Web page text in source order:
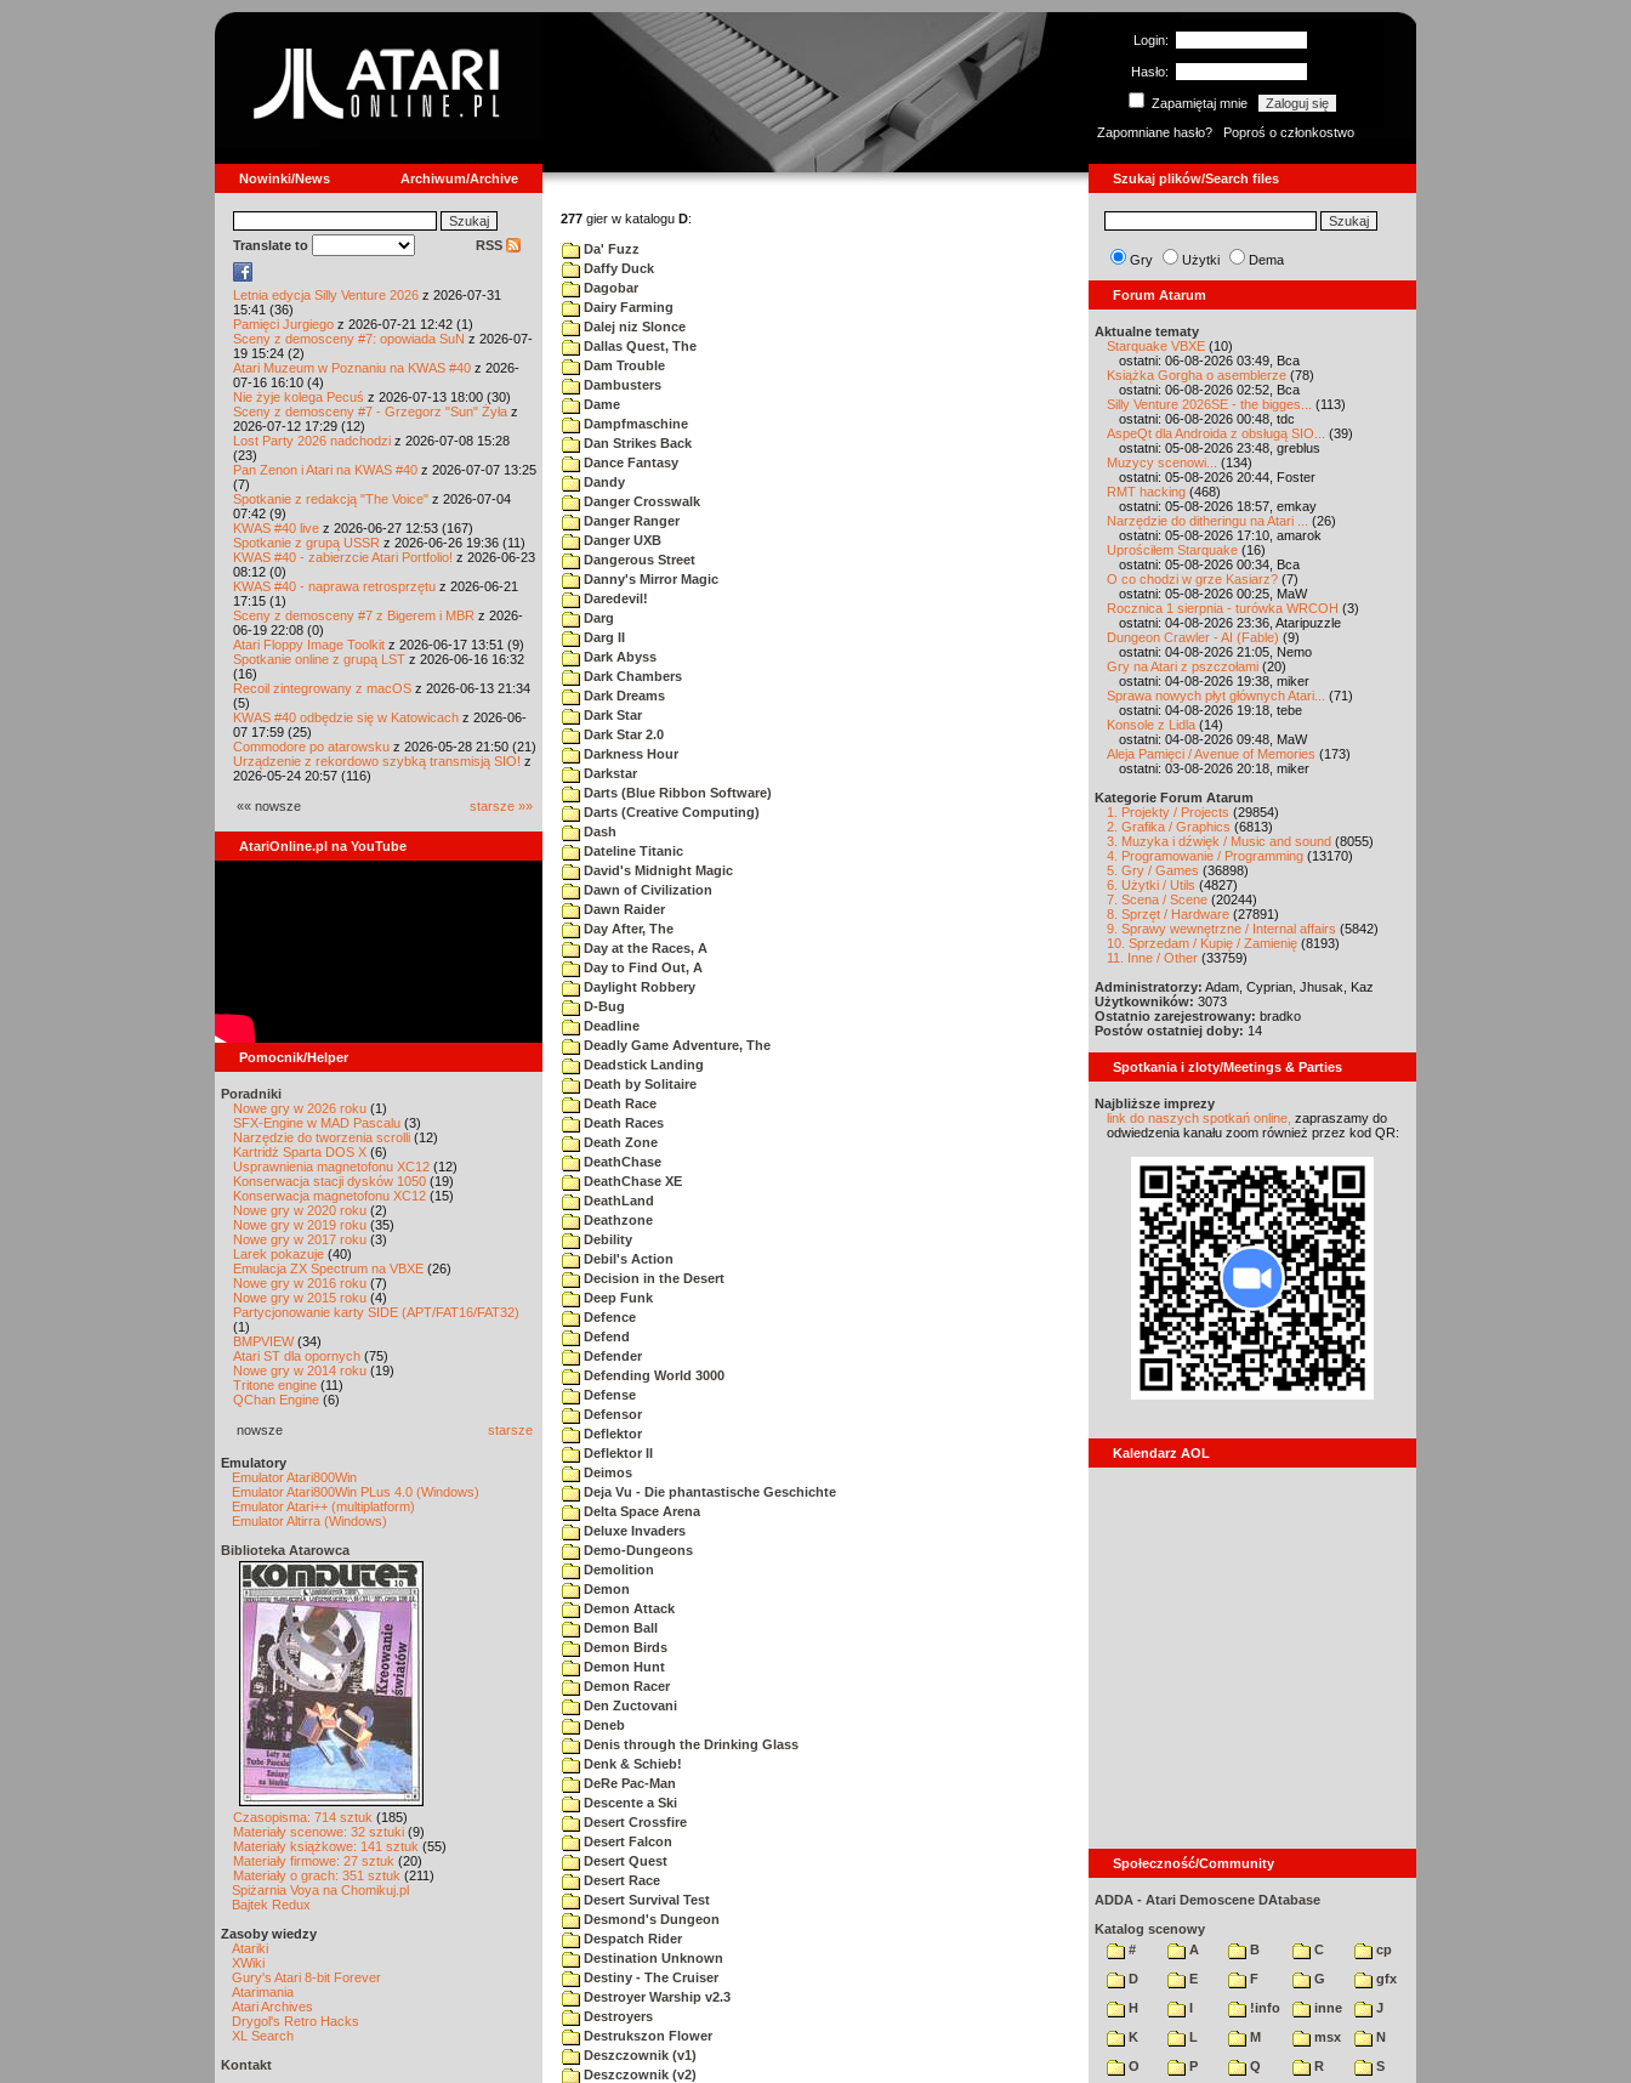
Login:
Hasło:
Zapamiętaj mnie
Zapomniane hasło?
Poproś o członkostwo
Nowinki/News Archiwum/Archive Szukaj plików/Search files
Translate to RSS
Letnia edycja Silly Venture 2026 z 2026-07-31
15:41 (36)
Pamięci Jurgiego z 2026-07-21 12:42 (1)
Sceny z demosceny #7: opowiada SuN z 2026-07-
19 15:24 (2)
Atari Muzeum w Poznaniu na KWAS #40 z 2026-
07-16 16:10 (4)
Nie żyje kolega Pecuś z 2026-07-13 18:00 (30)
Sceny z demosceny #7 - Grzegorz "Sun" Żyła z
2026-07-12 17:29 (12)
Lost Party 2026 nadchodzi z 2026-07-08 15:28
(23)
Pan Zenon i Atari na KWAS #40 z 2026-07-07 13:25
(7)
Spotkanie z redakcją "The Voice" z 2026-07-04
07:42 (9)
KWAS #40 live z 2026-06-27 12:53 (167)
Spotkanie z grupą USSR z 2026-06-26 19:36 (11)
KWAS #40 - zabierzcie Atari Portfolio! z 2026-06-23
08:12 (0)
KWAS #40 - naprawa retrosprzętu z 2026-06-21
17:15 (1)
Sceny z demosceny #7 z Bigerem i MBR z 2026-
06-19 22:08 (0)
Atari Floppy Image Toolkit z 2026-06-17 13:51 (9)
Spotkanie online z grupą LST z 2026-06-16 16:32
(16)
Recoil zintegrowany z macOS z 2026-06-13 21:34
(5)
KWAS #40 odbędzie się w Katowicach z 2026-06-
07 17:59 (25)
Commodore po atarowsku z 2026-05-28 21:50 (21)
Urządzenie z rekordowo szybką transmisją SIO! z
2026-05-24 20:57 (116)
«« nowsze starsze »»
AtariOnline.pl na YouTube
Pomocnik/Helper
Poradniki
Nowe gry w 2026 roku (1)
SFX-Engine w MAD Pascalu (3)
Narzędzie do tworzenia scrolli (12)
Kartridż Sparta DOS X (6)
Usprawnienia magnetofonu XC12 (12)
Konserwacja stacji dysków 1050 (19)
Konserwacja magnetofonu XC12 (15)
Nowe gry w 2020 roku (2)
Nowe gry w 2019 roku (35)
Nowe gry w 2017 roku (3)
Larek pokazuje (40)
Emulacja ZX Spectrum na VBXE (26)
Nowe gry w 2016 roku (7)
Nowe gry w 2015 roku (4)
Partycjonowanie karty SIDE (APT/FAT16/FAT32)
(1)
BMPVIEW(34)
Atari ST dla opornych (75)
Nowe gry w 2014 roku (19)
Tritone engine (11)
QChan Engine (6)
nowsze starsze
Emulatory
Emulator Atari800Win
Emulator Atari800Win PLus 4.0 (Windows)
Emulator Atari++ (multiplatform)
Emulator Altirra (Windows)
Biblioteka Atarowca
Czasopisma: 714 sztuk (185)
Materiały scenowe: 32 sztuki (9)
Materiały książkowe: 141 sztuk (55)
Materiały firmowe: 27 sztuk (20)
Materiały o grach: 351 sztuk (211)
Spiżarnia Voya na Chomikuj.pl
Bajtek Redux
Zasoby wiedzy
Atariki
XWiki
Gury's Atari 8-bit Forever
Atarimania
Atari Archives
Drygol's Retro Hacks
XL Search
Kontakt
277 gier w katalogu D:
Da' Fuzz
Daffy Duck
Dagobar
Dairy Farming
Dalej niz Slonce
Dallas Quest, The
Dam Trouble
Dambusters
Dame
Dampfmaschine
Dan Strikes Back
Dance Fantasy
Dandy
Danger Crosswalk
Danger Ranger
Danger UXB
Dangerous Street
Danny's Mirror Magic
Daredevil!
Darg
Darg II
Dark Abyss
Dark Chambers
Dark Dreams
Dark Star
Dark Star 2.0
Darkness Hour
Darkstar
Darts (Blue Ribbon Software)
Darts (Creative Computing)
Dash
Dateline Titanic
David's Midnight Magic
Dawn of Civilization
Dawn Raider
Day After, The
Day at the Races, A
Day to Find Out, A
Daylight Robbery
D-Bug
Deadline
Deadly Game Adventure, The
Deadstick Landing
Death by Solitaire
Death Race
Death Races
Death Zone
DeathChase
DeathChase XE
DeathLand
Deathzone
Debility
Debil's Action
Decision in the Desert
Deep Funk
Defence
Defend
Defender
Defending World 3000
Defense
Defensor
Deflektor
Deflektor II
Deimos
Deja Vu - Die phantastische Geschichte
Delta Space Arena
Deluxe Invaders
Demo-Dungeons
Demolition
Demon
Demon Attack
Demon Ball
Demon Birds
Demon Hunt
Demon Racer
Den Zuctovani
Deneb
Denis through the Drinking Glass
Denk & Schieb!
DeRe Pac-Man
Descente a Ski
Desert Crossfire
Desert Falcon
Desert Quest
Desert Race
Desert Survival Test
Desmond's Dungeon
Despatch Rider
Destination Unknown
Destiny - The Cruiser
Destroyer Warship v2.3
Destroyers
Destrukszon Flower
Deszczownik (v1)
Deszczownik (v2)
Gry Użytki Dema
Forum Atarum
Aktualne tematy
Starquake VBXE (10)
ostatni: 06-08-2026 03:49, Bca
Książka Gorgha o asemblerze (78)
ostatni: 06-08-2026 02:52, Bca
Silly Venture 2026SE - the bigges...
(113)
ostatni: 06-08-2026 00:48, tdc
AspeQt dla Androida z obsługą SIO...
(39)
ostatni: 05-08-2026 23:48, greblus
Muzycy scenowi...
(134)
ostatni: 05-08-2026 20:44, Foster
RMT hacking (468)
ostatni: 05-08-2026 18:57, emkay
Narzędzie do ditheringu na Atari ...
(26)
ostatni: 05-08-2026 17:10, amarok
Uprościłem Starquake (16)
ostatni: 05-08-2026 00:34, Bca
O co chodzi w grze Kasiarz? (7)
ostatni: 05-08-2026 00:25, MaW
Rocznica 1 sierpnia - turówka WRCOH (3)
ostatni: 04-08-2026 23:36, Ataripuzzle
Dungeon Crawler - AI (Fable) (9)
ostatni: 04-08-2026 21:05, Nemo
Gry na Atari z pszczołami (20)
ostatni: 04-08-2026 19:38, miker
Sprawa nowych płyt głównych Atari...
(71)
ostatni: 04-08-2026 19:18, tebe
Konsole z Lidla (14)
ostatni: 04-08-2026 09:48, MaW
Aleja Pamięci / Avenue of Memories (173)
ostatni: 03-08-2026 20:18, miker
Kategorie Forum Atarum
1. Projekty / Projects (29854)
2. Grafika / Graphics (6813)
3. Muzyka i dźwięk / Music and sound (8055)
4. Programowanie / Programming (13170)
5. Gry / Games (36898)
6. Użytki / Utils (4827)
7. Scena / Scene (20244)
8. Sprzęt / Hardware (27891)
9. Sprawy wewnętrzne / Internal affairs (5842)
10. Sprzedam / Kupię / Zamienię (8193)
11. Inne / Other (33759)
Administratorzy: Adam, Cyprian, Jhusak, Kaz
Użytkowników: 3073
Ostatnio zarejestrowany: bradko
Postów ostatniej doby: 14
Spotkania i zloty/Meetings & Parties
Najbliższe imprezy
link do naszych spotkań online, zapraszamy do
odwiedzenia kanału zoom również przez kod QR:
Kalendarz AOL
Społeczność/Community
ADDA - Atari Demoscene DAtabase
Katalog scenowy
#
A B C
cp
D
E F G
gfx
H
I !info inne
J
K
L M msx
N
O
P Q R
S